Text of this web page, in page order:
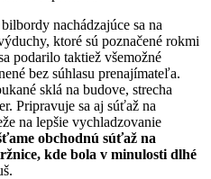
nachádzajúce sa na
ktoré sú poznačené rokmi
podarilo taktiež všemožné
bez súhlasu prenajímateľa.
sklá na budove, strecha
Pripravuje sa aj súťaž na
na lepšie vychladzovanie
obchodnú súťaž na
kde bola v minulosti dlhé